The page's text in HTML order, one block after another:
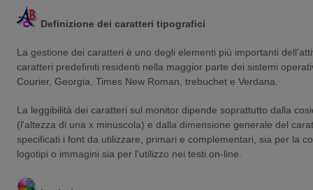
Definizione dei caratteri tipografici
La gestione dei caratteri è uno degli elementi più importanti
caratteri predefiniti residenti nella maggior parte dei sistemi
Courier, Georgia, Times New Roman, trebuchet e Verdana.
La leggibilità dei caratteri sul monitor dipende soprattutto dalla
(l'altezza di una x minuscola) e dalla dimensione generale del
specificati i font da utilizzare, primari e complementari, sia per la
logotipi o immagini sia per l'utilizzo nei testi on-line.